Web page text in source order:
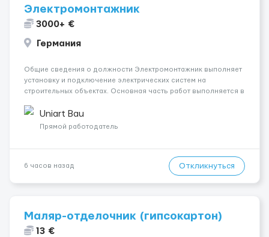
Электромонтажник
3000+ €
Германия
Общие сведения о должности Электромонтажник выполняет
установку и подключение электрических систем на
строительных объектах. Основная часть работ выполняется в
делаем только для профессионалов с доказательным
портфолио Обязанности ...
Uniart Bau
Прямой работодатель
6 часов назад Откликнуться
Маляр-отделочник (гипсокартон)
13 €